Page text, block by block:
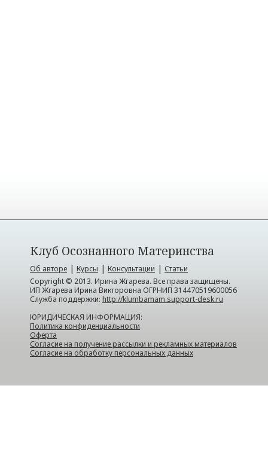
Клуб Осознанного Материнства
Об авторе | Курсы | Консультации | Статьи
Copyright © 2013. Ирина Жгарева. Все права защищены.
ИП Жгарева Ирина Викторовна ОГРНИП 314470519600056
Служба поддержки: http://klumbamam.support-desk.ru
ЮРИДИЧЕСКАЯ ИНФОРМАЦИЯ:
Политика конфиденциальности
Оферта
Согласие на получение рассылки и рекламных материалов
Согласие на обработку персональных данных